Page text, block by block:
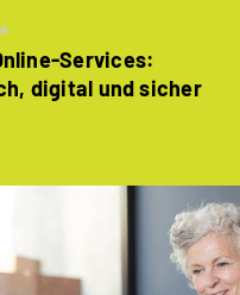
Services:
digital und sicher